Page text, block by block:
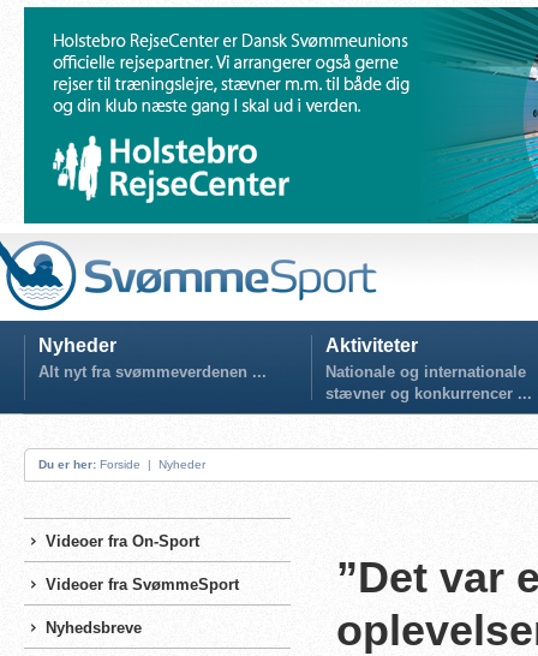
Nyheder
Alt nyt fra svømmeverdenen ...
Aktiviteter
Nationale og internationale
stævner og konkurrencer ...
Du er her: Forside | Nyheder
Videoer fra On-Sport
Videoer fra SvømmeSport
Nyhedsbreve
”Det var